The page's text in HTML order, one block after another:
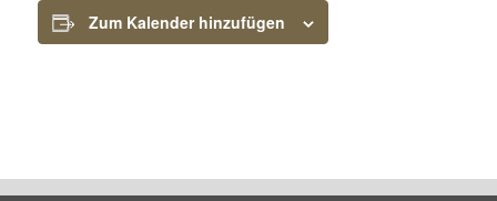
Zum Kalender hinzufügen